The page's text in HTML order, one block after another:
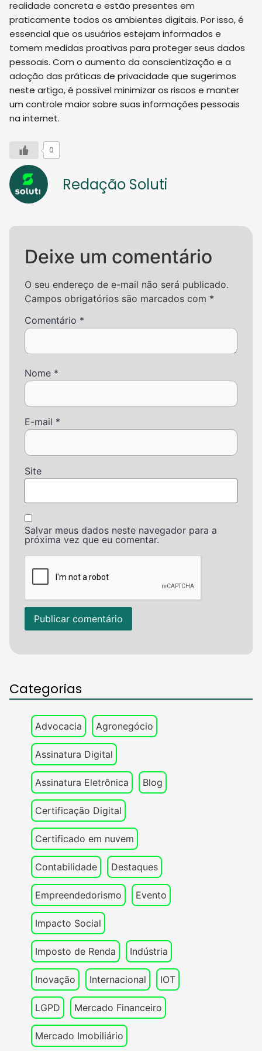
realidade concreta e estão presentes em
praticamente todos os ambientes digitais. Por isso, é
essencial que os usuários estejam informados e
tomem medidas proativas para proteger seus dados
pessoais. Com o aumento da conscientização e a
adoção das práticas de privacidade que sugerimos
neste artigo, é possível minimizar os riscos e manter
um controle maior sobre suas informações pessoais
na internet.
0
Redação Soluti
Deixe um comentário
O seu endereço de e-mail não será publicado.
Campos obrigatórios são marcados com *
Comentário *
Nome *
E-mail *
Site
Salvar meus dados neste navegador para a
próxima vez que eu comentar.
Categorias
Advocacia Agronegócio
Assinatura Digital
Assinatura Eletrônica Blog
Certificação Digital
Certificado em nuvem
Contabilidade Destaques
Empreendedorismo Evento
Impacto Social
Imposto de Renda Indústria
Inovação Internacional IOT
LGPD Mercado Financeiro
Mercado Imobiliário